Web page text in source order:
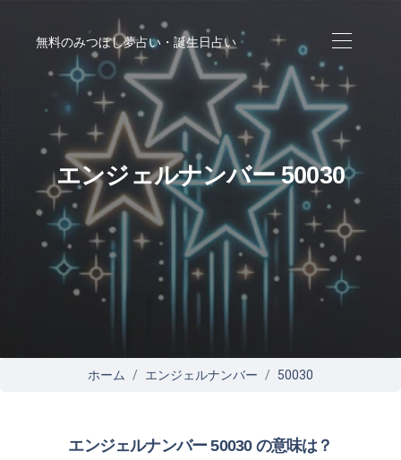
無料のみつぼし夢占い・誕生日占い
エンジェルナンバー 50030
ホーム エンジェルナンバー 50030
エンジェルナンバー 50030 の意味は？